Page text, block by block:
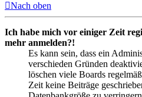
Nach oben
Ich habe mich vor einiger Zeit
mehr anmelden?!
Es kann sein, dass ein
verschieden Gründen
löschen viele Boards
Zeit keine Beiträge